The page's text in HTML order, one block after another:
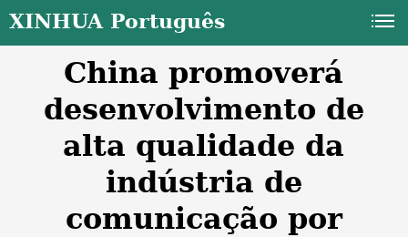
XINHUA Português
China promoverá
desenvolvimento de
alta qualidade da
indústria de
comunicação por